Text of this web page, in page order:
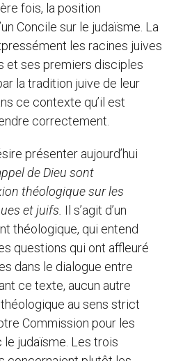
fois, la position
Concile sur le judaïsme. La
les racines juives
et ses premiers disciples
la tradition juive de leur
ce contexte qu’il est
correctement.
présenter aujourd’hui
de Dieu sont
théologique sur les
et juifs. Il s’agit d’un
théologique, qui entend
questions qui ont affleuré
dans le dialogue entre
ce texte, aucun autre
au sens strict
Commission pour les
judaïsme. Les trois